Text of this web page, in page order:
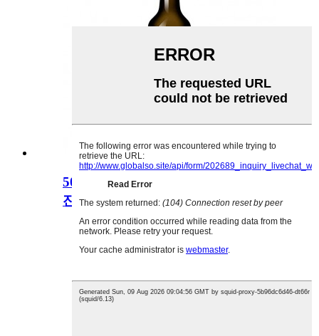
500ml 용량의 둥근 호박색 주류 유리
잔 디자인...